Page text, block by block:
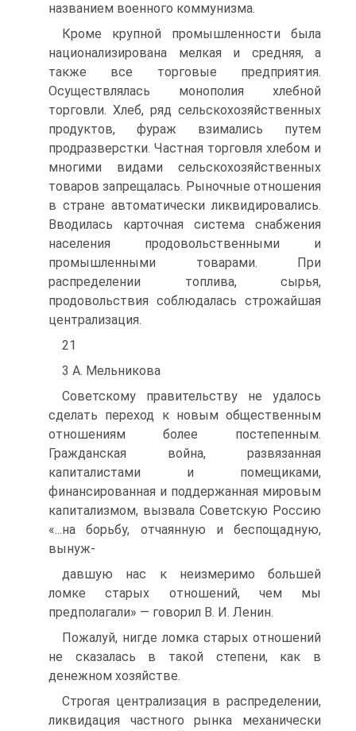
названием военного коммунизма.
Кроме крупной промышленности была
национализирована мелкая и средняя, а
также все торговые предприятия.
Осуществлялась монополия хлебной
торговли. Хлеб, ряд сельскохозяйственных
продуктов, фураж взимались путем
продразверстки. Частная торговля хлебом и
многими видами сельскохозяйственных
товаров запрещалась. Рыночные отношения
в стране автоматически ликвидировались.
Вводилась карточная система снабжения
населения продовольственными и
промышленными товарами. При
распределении топлива, сырья,
продовольствия соблюдалась строжайшая
централизация.
21
3 А. Мельникова
Советскому правительству не удалось
сделать переход к новым общественным
отношениям более постепенным.
Гражданская война, развязанная
капиталистами и помещиками,
финансированная и поддержанная мировым
капитализмом, вызвала Советскую Россию
«...на борьбу, отчаянную и беспощадную,
вынуж-
давшую нас к неизмеримо большей
ломке старых отношений, чем мы
предполагали» — говорил В. И. Ленин.
Пожалуй, нигде ломка старых отношений
не сказалась в такой степени, как в
денежном хозяйстве.
Строгая централизация в распределении,
ликвидация частного рынка механически